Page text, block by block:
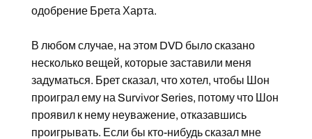
одобрение Брета Харта.
В любом случае, на этом DVD было сказано
несколько вещей, которые заставили меня
задуматься. Брет сказал, что хотел, чтобы Шон
проиграл ему на Survivor Series, потому что Шон
проявил к нему неуважение, отказавшись
проигрывать. Если бы кто-нибудь сказал мне